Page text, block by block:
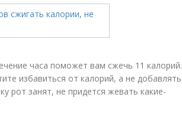
часа поможет вам сжечь 11 калорий.
избавиться от калорий, а не добавлять
рот занят, не придется жевать какие-